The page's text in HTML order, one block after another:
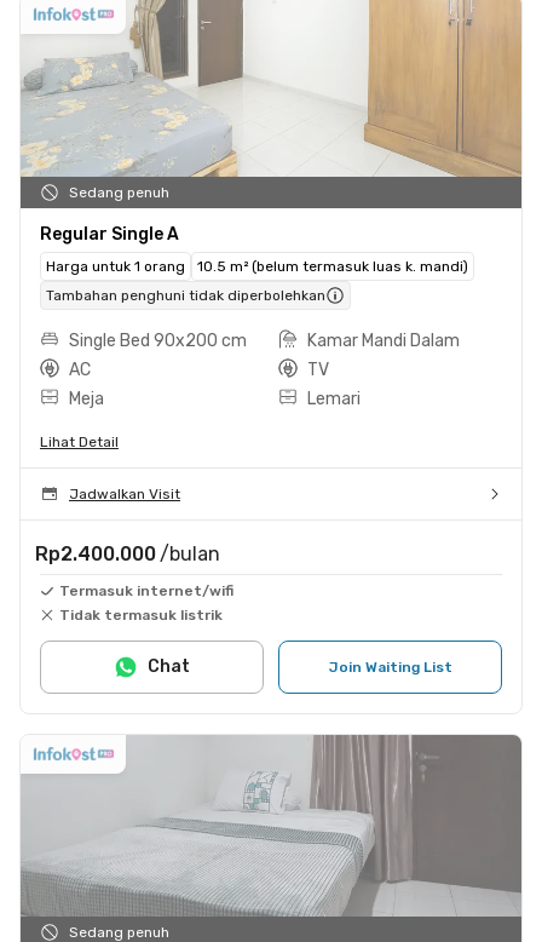
Sedang penuh
Regular Single A
Harga untuk 1 orang
10.5 m² (belum termasuk luas k. mandi)
Tambahan penghuni tidak diperbolehkan
Single Bed 90x200 cm
Kamar Mandi Dalam
AC
TV
Meja
Lemari
Lihat Detail
Jadwalkan Visit
Rp2.400.000 /bulan
Termasuk internet/wifi
Tidak termasuk listrik
Join Waiting List
Chat
Sedang penuh